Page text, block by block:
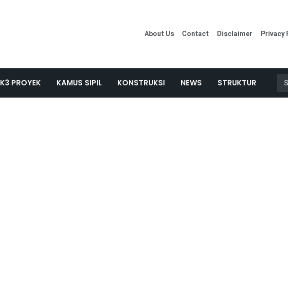
About Us Contact Disclaimer Privacy
K3 PROYEK KAMUS SIPIL KONSTRUKSI NEWS STRUKTUR